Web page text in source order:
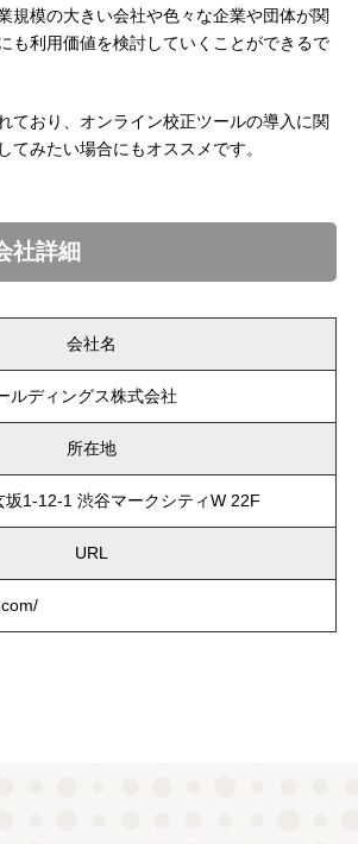
規模の大きい会社や色々な企業や団体が関
も利用価値を検討していくことができるで
ており、オンライン校正ツールの導入に関
てみたい場合にもオススメです。
社詳細
会社名
ルディングス株式会社
所在地
坂1-12-1 渋谷マークシティW 22F
URL